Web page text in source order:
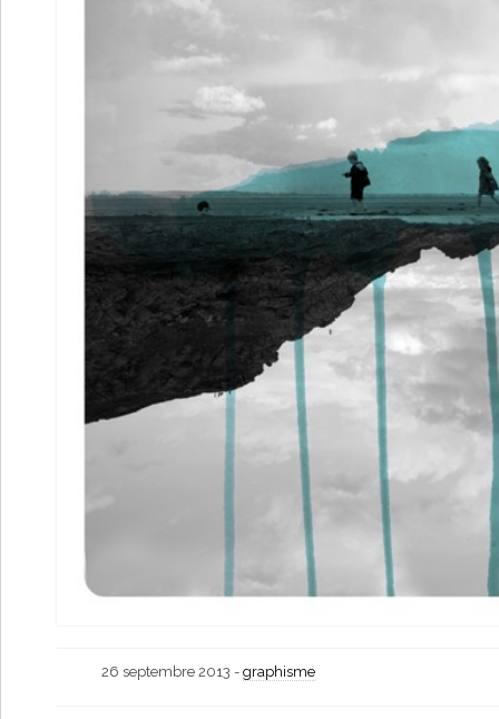
26 septembre 2013 - graphisme